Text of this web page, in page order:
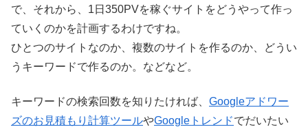
で、それから、1日350PVを稼ぐサイトをどうやって作っ
ていくのかを計画するわけですね。
ひとつのサイトなのか、複数のサイトを作るのか、どうい
うキーワードで作るのか。などなど。
キーワードの検索回数を知りたければ、 Googleアドワー
ズのお見積もり計算ツールやGoogleトレンドでだいたい